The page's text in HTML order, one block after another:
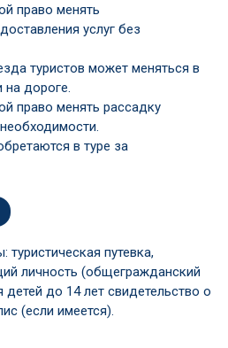
право менять
услуг без
туристов может меняться в
на дороге.
право менять рассадку
в туре за
путевка,
личность (общегражданский
детей до 14 лет свидетельство о
(если имеется).